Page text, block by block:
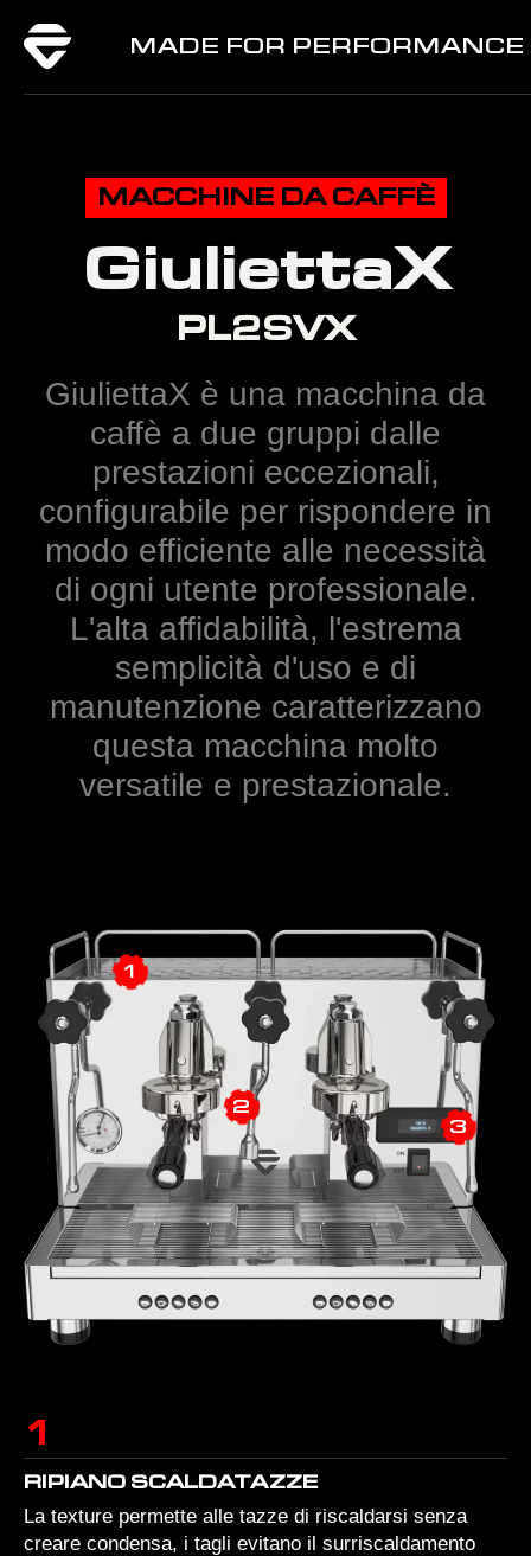
MADE FOR PERFORMANCE
MACCHINE DA CAFFÈ
GiuliettaX
PL2SVX
GiuliettaX è una macchina da
caffè a due gruppi dalle
prestazioni eccezionali,
configurabile per rispondere in
modo efficiente alle necessità
di ogni utente professionale.
L'alta affidabilità, l'estrema
semplicità d'uso e di
manutenzione caratterizzano
questa macchina molto
versatile e prestazionale.
1
2
3
1
RIPIANO SCALDATAZZE
La texture permette alle tazze di riscaldarsi senza
creare condensa, i tagli evitano il surriscaldamento